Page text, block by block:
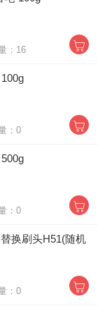
：16
：0
：0
换刷头H51(随机
：0